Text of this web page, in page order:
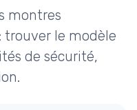
montres
trouver le modèle
de sécurité,